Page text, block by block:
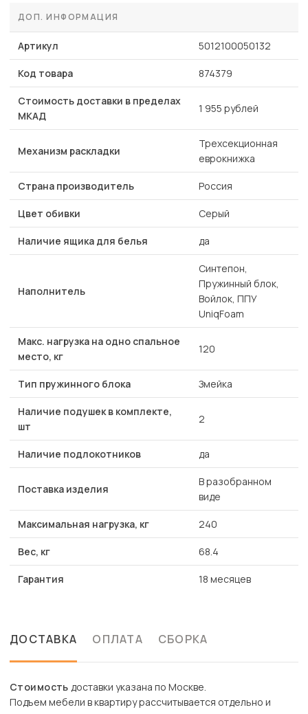
ДОП. ИНФОРМАЦИЯ
Артикул 5012100050132
Код товара 874379
Стоимость доставки в пределах
МКАД
1 955 рублей
Механизм раскладки
Трехсекционная
еврокнижка
Страна производитель Россия
Цвет обивки Серый
Наличие ящика для белья да
Наполнитель
Синтепон,
Пружинный блок,
Войлок, ППУ
UniqFoam
Макс. нагрузка на одно спальное
место, кг
120
Тип пружинного блока Змейка
Наличие подушек в комплекте,
шт
2
Наличие подлокотников да
Поставка изделия
В разобранном
виде
Максимальная нагрузка, кг 240
Вес, кг 68.4
Гарантия 18 месяцев
ДОСТАВКА ОПЛАТА СБОРКА
Стоимость доставки указана по Москве.
Подъем мебели в квартиру рассчитывается отдельно и